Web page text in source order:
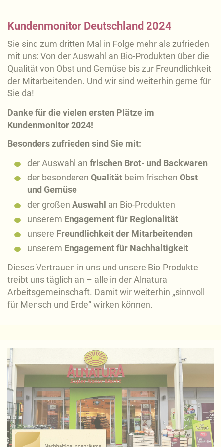
Kundenmonitor Deutschland 2024
Sie sind zum dritten Mal in Folge mehr als zufrieden
mit uns: Von der Auswahl an Bio-Produkten über die
Qualität von Obst und Gemüse bis zur Freundlichkeit
der Mitarbeitenden. Und wir sind weiterhin gerne für
Sie da!
Danke für die vielen ersten Plätze im
Kundenmonitor 2024!
Besonders zufrieden sind Sie mit:
der Auswahl an frischen Brot- und Backwaren
der besonderen Qualität beim frischen Obst
und Gemüse
der großen Auswahl an Bio-Produkten
unserem Engagement für Regionalität
unsere Freundlichkeit der Mitarbeitenden
unserem Engagement für Nachhaltigkeit
Dieses Vertrauen in uns und unsere Bio-Produkte
treibt uns täglich an – alle in der Alnatura
Arbeitsgemeinschaft. Damit wir weiterhin „sinnvoll
für Mensch und Erde“ wirken können.